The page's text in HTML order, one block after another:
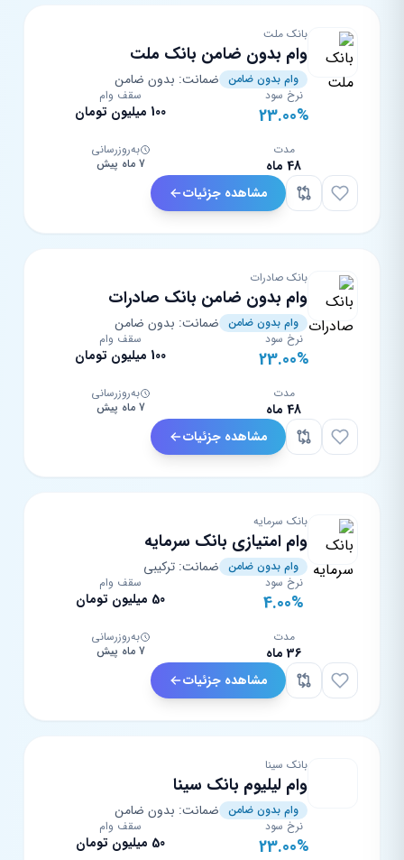
بانک ملت
وام بدون ضامن بانک ملت
وام بدون ضامن ضمانت: بدون ضامن
نرخ سود
23.00%
سقف وام
100 میلیون تومان
مدت
48 ماه
به‌روزرسانی
7 ماه پیش
مشاهده جزئیات
بانک صادرات
وام بدون ضامن بانک صادرات
وام بدون ضامن ضمانت: بدون ضامن
نرخ سود
23.00%
سقف وام
100 میلیون تومان
مدت
48 ماه
به‌روزرسانی
7 ماه پیش
مشاهده جزئیات
بانک سرمایه
وام امتیازی بانک سرمایه
وام بدون ضامن ضمانت: ترکیبی
نرخ سود
4.00%
سقف وام
50 میلیون تومان
مدت
36 ماه
به‌روزرسانی
7 ماه پیش
مشاهده جزئیات
بانک سینا
وام لیلیوم بانک سینا
وام بدون ضامن ضمانت: بدون ضامن
نرخ سود
23.00%
سقف وام
50 میلیون تومان